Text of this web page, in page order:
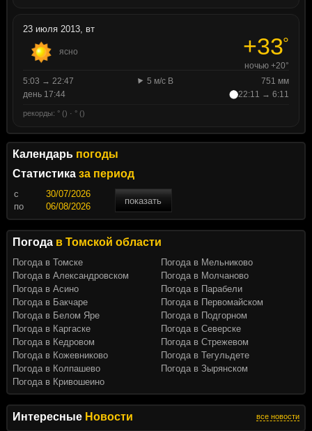
Интересные Новости все новости
23 июля 2013, вт
ясно +33°
ночью +20°
5:03 → 22:47
5 м/с В
751 мм
день 17:44
22:11 → 6:11
рекорды: ° () · ° ()
Календарь погоды
Статистика за период
c
показать
по
Погода в Томской области
Погода в Томске
Погода в Александровском
Погода в Асино
Погода в Бакчаре
Погода в Белом Яре
Погода в Каргаске
Погода в Кедровом
Погода в Кожевниково
Погода в Колпашево
Погода в Кривошеино
Погода в Мельниково
Погода в Молчаново
Погода в Парабели
Погода в Первомайском
Погода в Подгорном
Погода в Северске
Погода в Стрежевом
Погода в Тегульдете
Погода в Зырянском